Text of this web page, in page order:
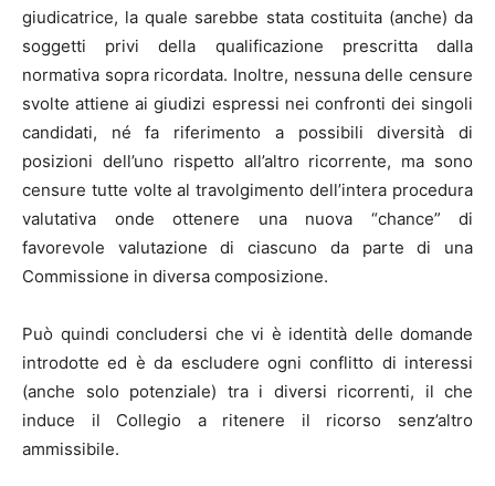
giudicatrice, la quale sarebbe stata costituita (anche) da
soggetti privi della qualificazione prescritta dalla
normativa sopra ricordata. Inoltre, nessuna delle censure
svolte attiene ai giudizi espressi nei confronti dei singoli
candidati, né fa riferimento a possibili diversità di
posizioni dell’uno rispetto all’altro ricorrente, ma sono
censure tutte volte al travolgimento dell’intera procedura
valutativa onde ottenere una nuova “chance” di
favorevole valutazione di ciascuno da parte di una
Commissione in diversa composizione.
Può quindi concludersi che vi è identità delle domande
introdotte ed è da escludere ogni conflitto di interessi
(anche solo potenziale) tra i diversi ricorrenti, il che
induce il Collegio a ritenere il ricorso senz’altro
ammissibile.